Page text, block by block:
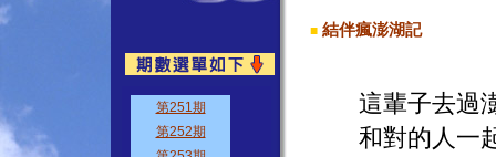
■ 結伴瘋澎湖記
這輩子去過澎
和對的人一起